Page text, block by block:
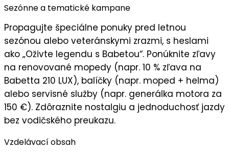
Sezónne a tematické kampane
Propagujte špeciálne ponuky pred letnou
sezónou alebo veteránskymi zrazmi, s heslami
ako „Oživte legendu s Babetou“. Ponúknite zľavy
na renovované mopedy (napr. 10 % zľava na
Babetta 210 LUX), balíčky (napr. moped + helma)
alebo servisné služby (napr. generálka motora za
150 €). Zdôraznite nostalgiu a jednoduchosť jazdy
bez vodičského preukazu.
Vzdelávací obsah